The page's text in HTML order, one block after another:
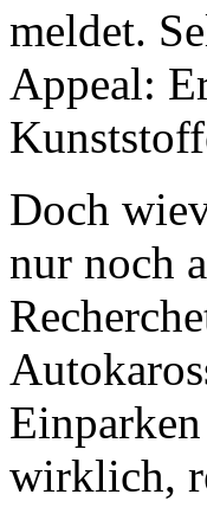
meldet.
Appeal:
Doch
nur noch
wirklich,